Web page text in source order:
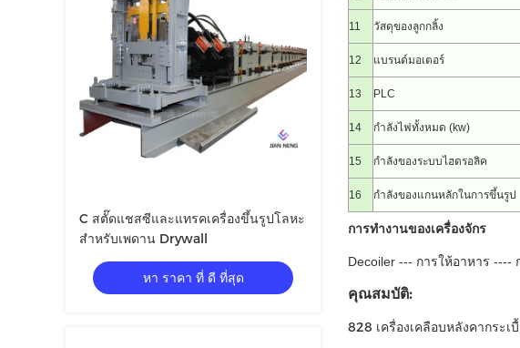
C สตั๊ดแชสซีและแทรคเครื่องขึ้นรูปโลหะ
สำหรับเพดาน Drywall
หา ราคา ที่ ดี ที่สุด
11 วัสดุของลูกกลิ้ง
12 แบรนด์มอเตอร์
13 PLC
14 กำลังไฟทั้งหมด (kw)
15 กำลังของระบบไฮดรอลิค
16 กำลังของแกนหลักในการขึ้นรูป
การทำงานของเครื่องจักร
Decoiler --- การให้อาหาร
คุณสมบัติ:
828 เครื่องเคลือบหลังคากระเ